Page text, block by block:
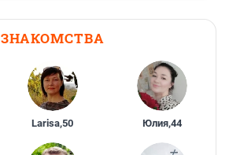
ЗНАКОМСТВА
Larisa,50 Юлия,44